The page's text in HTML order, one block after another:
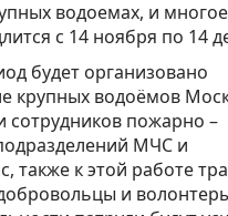
водоемах, и
с 14 ноября по 14
будет организовано
крупных водоёмов
сотрудников пожарно –
МЧС и
также к этой работе
и